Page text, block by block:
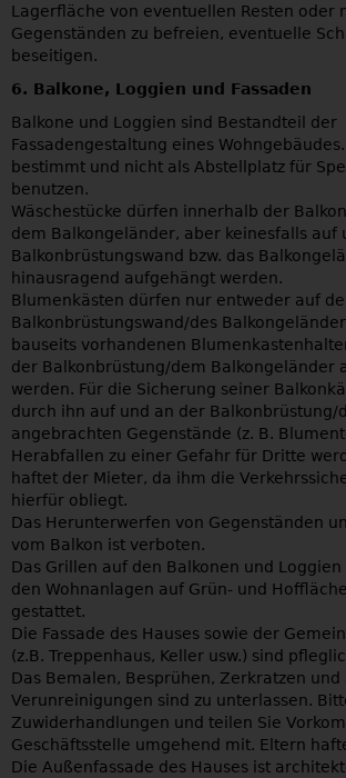
Lagerfläche von eventuellen Resten oder
Gegenständen zu befreien, eventuelle
beseitigen.
6. Balkone, Loggien und Fassaden
Balkone und Loggien sind Bestandteil der
Fassadengestaltung eines
bestimmt und nicht als Abstellplatz für
benutzen.
Wäschestücke dürfen innerhalb der
dem Balkongeländer, aber keinesfalls auf
Balkonbrüstungswand bzw. das
hinausragend aufgehängt werden.
Blumenkästen dürfen nur entweder auf
Balkonbrüstungswand/des
bauseits vorhandenen
der Balkonbrüstung/dem Balkongeländer
werden. Für die Sicherung seiner
durch ihn auf und an der Balkonbrüstung/
angebrachten Gegenstände (z. B.
Herabfallen zu einer Gefahr für Dritte
haftet der Mieter, da ihm die
hierfür obliegt.
Das Herunterwerfen von Gegenständen
vom Balkon ist verboten.
Das Grillen auf den Balkonen und Loggien
den Wohnanlagen auf Grün- und
gestattet.
Die Fassade des Hauses sowie der
(z.B. Treppenhaus, Keller usw.) sind
Das Bemalen, Besprühen, Zerkratzen und
Verunreinigungen sind zu unterlassen.
Zuwiderhandlungen und teilen Sie
Geschäftsstelle umgehend mit. Eltern
Die Außenfassade des Hauses ist